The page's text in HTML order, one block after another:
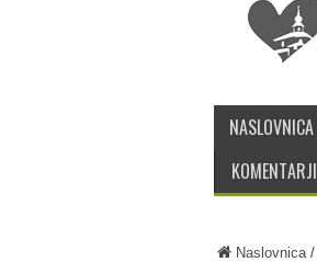
NASLOVNICA
KOMENTARJI
Naslovnica/